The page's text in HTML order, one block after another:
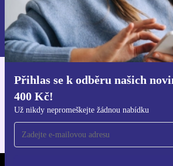
Přihlas se k odběru našich
400 Kč!
Už nikdy nepromeškejte žádnou nabídku
Chci voucher
Informace o použití osobních údajů najdeš v našich
Zásadách ochrany osobních údajů.
Stáhni si aplikaci